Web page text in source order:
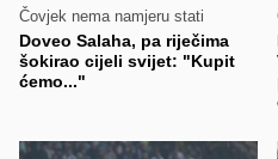
Čovjek nema namjeru stati
Doveo Salaha, pa riječima
šokirao cijeli svijet: "Kupit
ćemo..."